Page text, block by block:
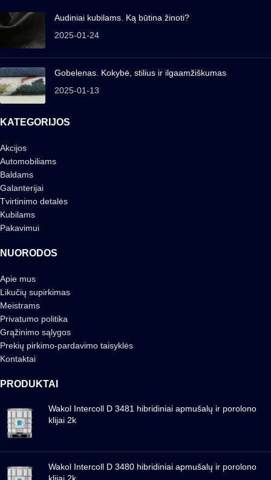
Audiniai kubilams. Ką būtina žinoti?
2025-01-24
Gobelenas. Kokybė, stilius ir ilgaamžiškumas
2025-01-13
KATEGORIJOS
Akcijos
Automobiliams
Baldams
Galanterijai
Tvirtinimo detalės
Kubilams
Pakavimui
NUORODOS
Apie mus
Likučių supirkimas
Meistrams
Privatumo politika
Grąžinimo sąlygos
Prekių pirkimo-pardavimo taisyklės
Kontaktai
PRODUKTAI
Wakol Intercoll D 3481 hibridiniai apmušalų ir porolono
klijai 2k
Wakol Intercoll D 3480 hibridiniai apmušalų ir porolono